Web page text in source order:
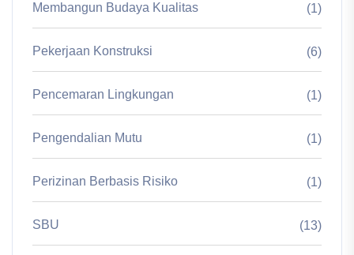
Membangun Budaya Kualitas (1)
Pekerjaan Konstruksi (6)
Pencemaran Lingkungan (1)
Pengendalian Mutu (1)
Perizinan Berbasis Risiko (1)
SBU (13)